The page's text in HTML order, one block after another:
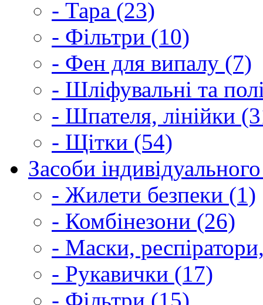
- Тара (23)
- Фільтри (10)
- Фен для випалу (7)
- Шліфувальні та
- Шпателя, лінійки
- Щітки (54)
Засоби
- Жилети безпеки (1)
- Комбінезони (26)
- Маски,
- Рукавички (17)
- Фільтри (15)